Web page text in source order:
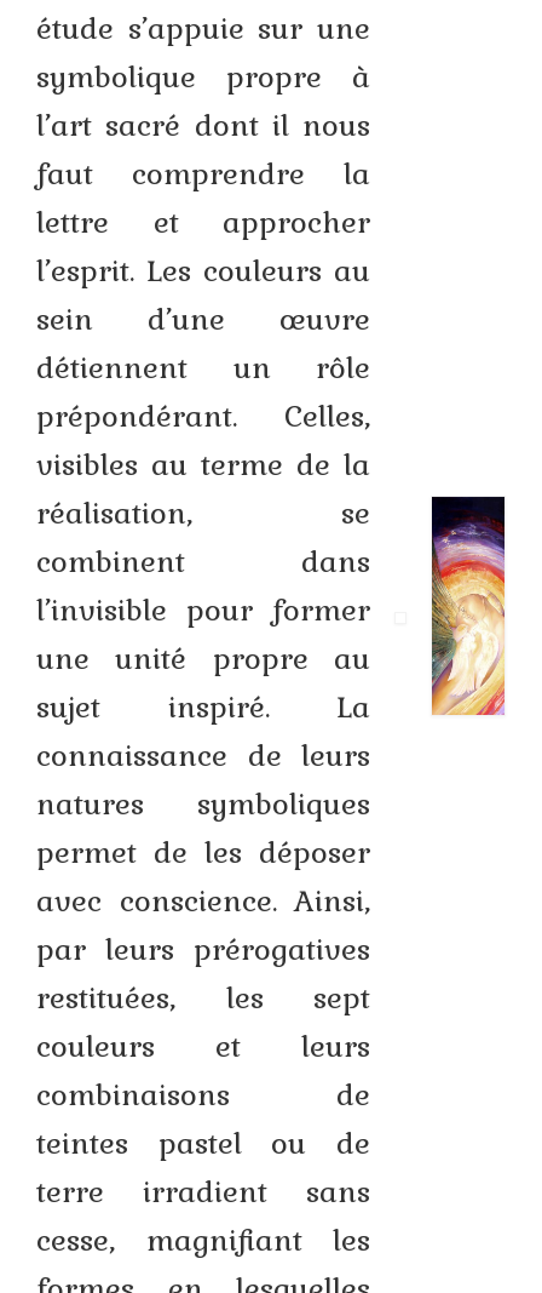
Le pastel sec
L’encre de Chine…
Peinture et Thérapie
Stage plein air
Atelier d’iconographie
Présentation
Calendrier
Voyages
Contact
Boutique
Livres et DVD
Commande de portraits
Commande de fresques
Commande d’icônes
étude s’appuie sur une
symbolique propre à
l’art sacré dont il nous
faut comprendre la
lettre et approcher
l’esprit. Les couleurs au
sein d’une œuvre
détiennent un rôle
prépondérant. Celles,
visibles au terme de la
réalisation, se
combinent dans
l’invisible pour former
une unité propre au
sujet inspiré. La
connaissance de leurs
natures symboliques
permet de les déposer
avec conscience. Ainsi,
par leurs prérogatives
restituées, les sept
couleurs et leurs
combinaisons de
teintes pastel ou de
terre irradient sans
cesse, magnifiant les